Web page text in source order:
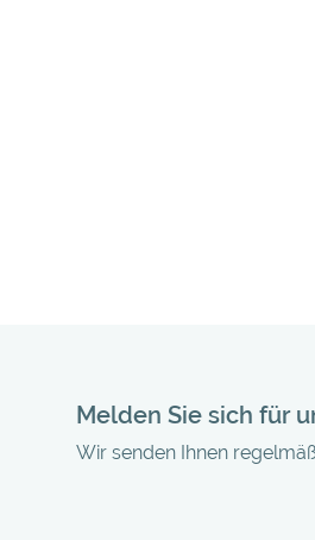
Melden Sie sich für
Wir senden Ihnen